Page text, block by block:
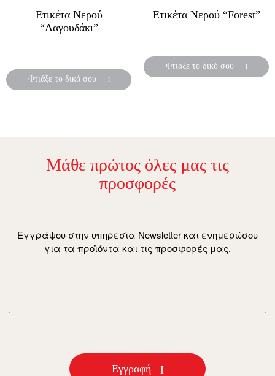
Ετικέτα Νερού
“Λαγουδάκι”
Φτιάξε το δικό σου
Ετικέτα Νερού “Forest”
Φτιάξε το δικό σου
Μάθε πρώτος όλες µας τις
προσφορές
Εγγράψου στην υπηρεσία Newsletter και ενημερώσου
για τα προϊόντα και τις προσφορές μας.
Εγγραφή